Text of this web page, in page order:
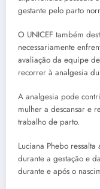
gestante pelo parto
O UNICEF também
necessariamente
avaliação da equipe
recorrer à analgesia
A analgesia pode
mulher a descansar e
trabalho de parto.
Luciana Phebo
durante a gestação e
durante e após o